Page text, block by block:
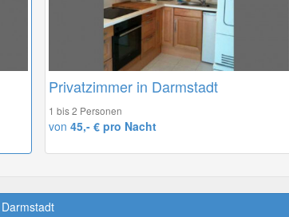
Privatzimmer in Darmstadt
1 bis 2 Personen
von 45,- € pro Nacht
Darmstadt